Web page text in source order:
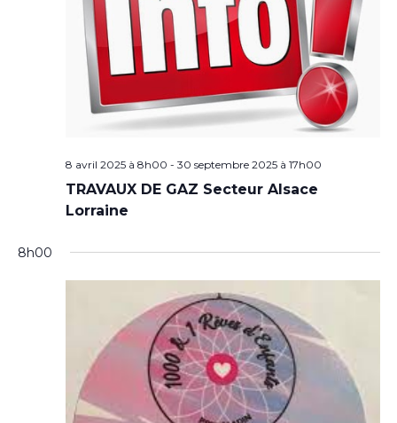
8 avril 2025 à 8h00 - 30 septembre 2025 à 17h00
TRAVAUX DE GAZ Secteur Alsace
Lorraine
8h00